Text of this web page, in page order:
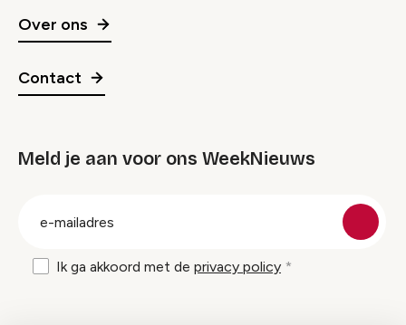
Over ons
Contact
Meld je aan voor ons WeekNieuws
Ik ga akkoord met de privacy policy